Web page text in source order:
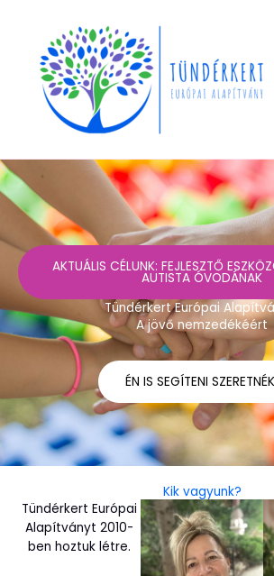
content
AKTUÁLIS CÉLUNK: FEJLESZTŐ
AUTISTA ÓVODÁNAK
Tündérkert Európai
A jövő nemzedékéért
ÉN IS SEGÍTENI
Kik vagyunk?
Tündérkert Európai
Alapítványt 2010-
ben hoztuk létre.